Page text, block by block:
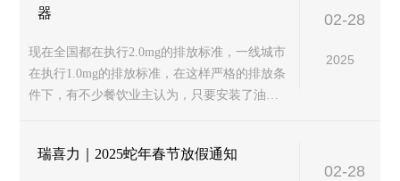
器
现在全国都在执行2.0mg的排放标准，一线城市
在执行1.0mg的排放标准，在这样严格的排放条
件下，有不少餐饮业主认为，只要安装了油烟
02-28
2025
瑞喜力｜2025蛇年春节放假通知
02-28